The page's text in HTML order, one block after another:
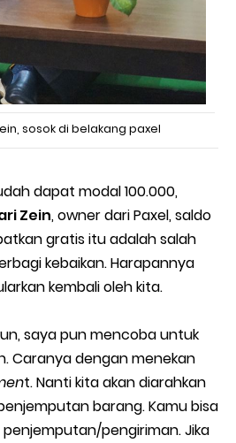
sosok di belakang paxel
dapat modal 100.000,
Zein, owner dari Paxel, saldo
gratis itu adalah salah
kebaikan. Harapannya
kembali oleh kita.
saya pun mencoba untuk
Caranya dengan menekan
t. Nanti kita akan diarahkan
barang. Kamu bisa
pengiriman. Jika